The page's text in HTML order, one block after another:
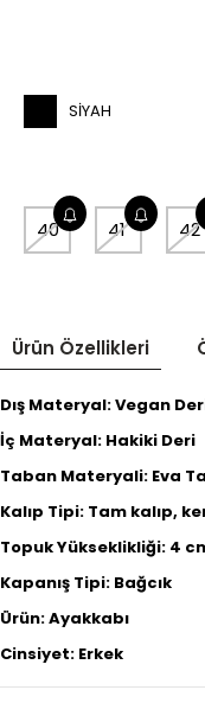
SIYAH
40 41 42
Ürün Özellikleri
Dış Materyal: Vegan
İç Materyal: Hakiki Deri
Taban Materyali: Eva
Kalıp Tipi: Tam kalıp,
Topuk Yükseklikliği: 4
Kapanış Tipi: Bağcık
Ürün: Ayakkabı
Cinsiyet: Erkek